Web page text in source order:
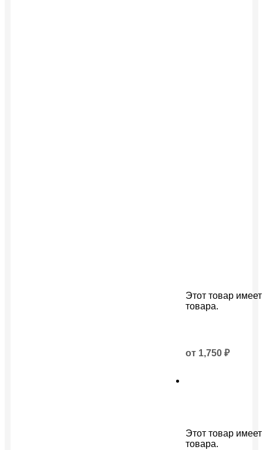
Этот товар
товара.
от 1,750 ₽
Этот товар
товара.